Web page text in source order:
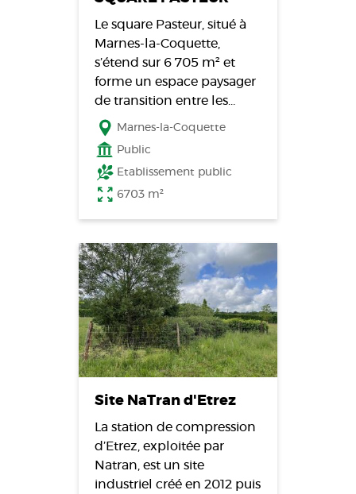
Le square Pasteur, situé à
Marnes-la-Coquette,
s’étend sur 6 705 m² et
forme un espace paysager
de transition entre les…
Marnes-la-Coquette
Public
Etablissement public
6703 m²
Site NaTran d'Etrez
La station de compression
d’Etrez, exploitée par
Natran, est un site
industriel créé en 2012 puis